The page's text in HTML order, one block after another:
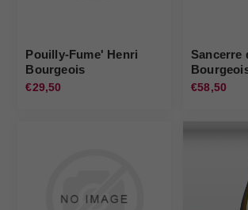
Pouilly-Fume' Henri
Bourgeois
€29,50
Sancerre
€58,50